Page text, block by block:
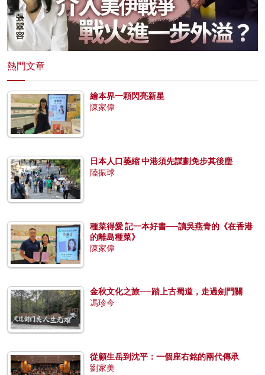
熱門文章
繪本界一顆閃亮新星
陳家偉
日本人口萎縮 中港須先謀劃免步其後塵
陸振球
種菜得愛 記一本好書──讀吳燕青的《在香港
的離島種菜》
陳家偉
金秋文化之旅──踏上古蜀道，走過劍門關
馮珍今
從顧生岳到沈平：一個座右銘的兩代傳承
劉家美